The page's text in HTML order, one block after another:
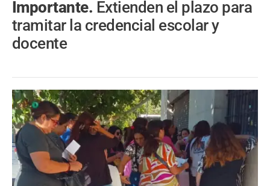
Importante. Extienden el plazo para
tramitar la credencial escolar y
docente